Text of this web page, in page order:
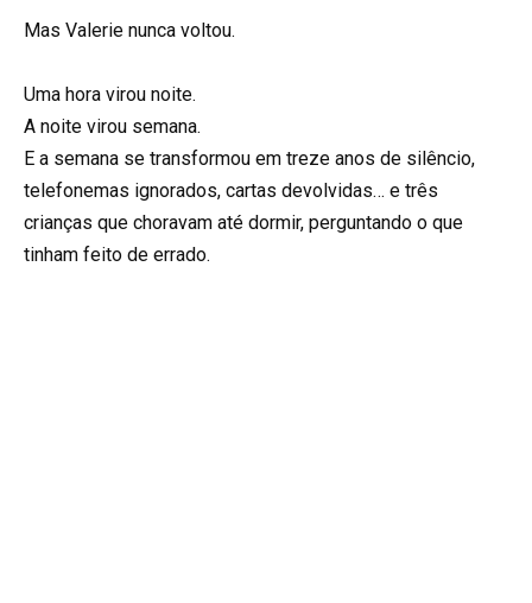
Mas Valerie nunca voltou.
Uma hora virou noite.
A noite virou semana.
E a semana se transformou em treze anos de silêncio,
telefonemas ignorados, cartas devolvidas… e três
crianças que choravam até dormir, perguntando o que
tinham feito de errado.